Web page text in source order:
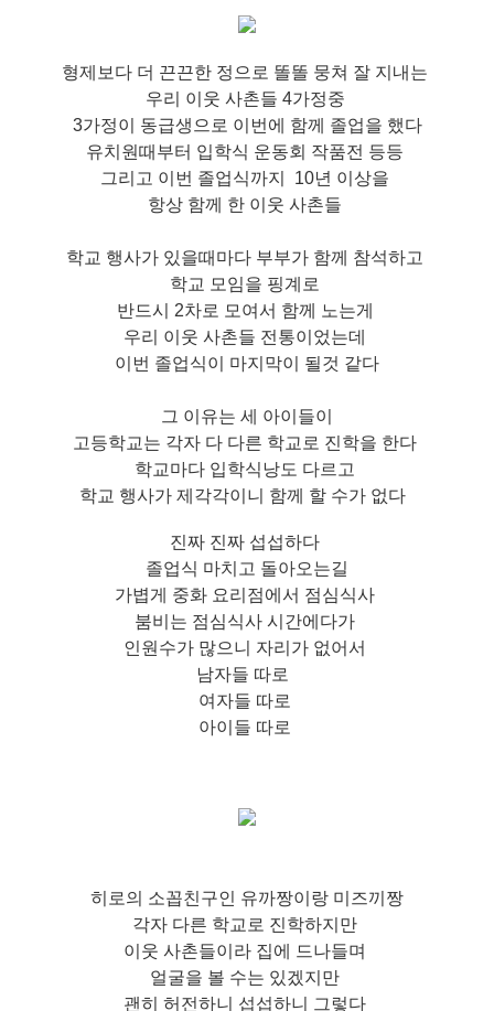
형제보다 더 끈끈한 정으로 똘똘 뭉쳐 잘 지내는
우리 이웃 사촌들 4가정중
3가정이 동급생으로 이번에 함께 졸업을 했다
유치원때부터 입학식 운동회 작품전 등등
그리고 이번 졸업식까지 10년 이상을
항상 함께 한 이웃 사촌들
학교 행사가 있을때마다 부부가 함께 참석하고
학교 모임을 핑계로
반드시 2차로 모여서 함께 노는게
우리 이웃 사촌들 전통이었는데
이번 졸업식이 마지막이 될것 같다
그 이유는 세 아이들이
고등학교는 각자 다 다른 학교로 진학을 한다
학교마다 입학식낭도 다르고
학교 행사가 제각각이니 함께 할 수가 없다
진짜 진짜 섭섭하다
졸업식 마치고 돌아오는길
가볍게 중화 요리점에서 점심식사
붐비는 점심식사 시간에다가
인원수가 많으니 자리가 없어서
남자들 따로
여자들 따로
아이들 따로
히로의 소꼽친구인 유까짱이랑 미즈끼짱
각자 다른 학교로 진학하지만
이웃 사촌들이라 집에 드나들며
얼굴을 볼 수는 있겠지만
괜히 허전하니 섭섭하니 그렇다